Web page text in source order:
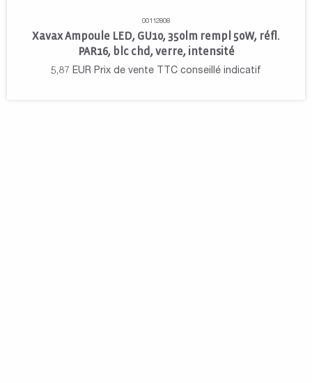
00112808
Xavax Ampoule LED, GU10, 350lm rempl 50W, réfl.
PAR16, blc chd, verre, intensité
5,87 EUR Prix de vente TTC conseillé indicatif